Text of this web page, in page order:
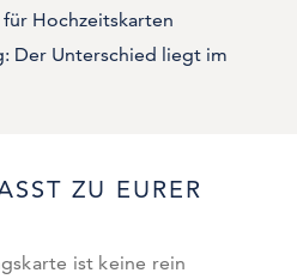
Hochzeitskarten
Der Unterschied liegt im
ZU EURER
ist keine rein